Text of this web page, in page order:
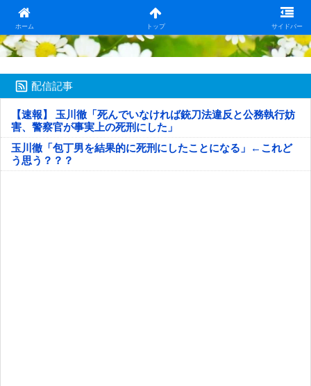
ホーム トップ サイドバー
日本第一！ニュース録
配信記事
【速報】 玉川徹「死んでいなければ銃刀法違反と公務執行妨
害、警察官が事実上の死刑にした」
玉川徹「包丁男を結果的に死刑にしたことになる」←これど
う思う？？？